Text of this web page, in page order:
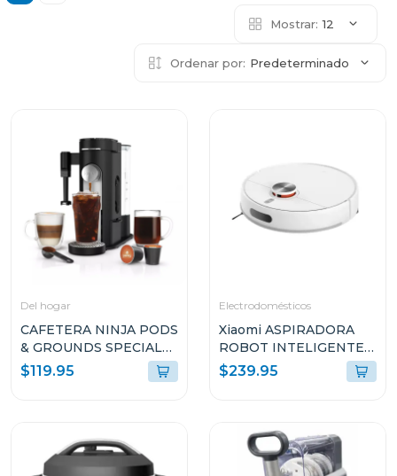
Mostrar: 12
Ordenar por: Predeterminado
Del hogar
CAFETERA NINJA PODS
& GROUNDS SPECIALTY
COFFEE MAKER CON
ESPUMADOR DE
$119.95
Electrodomésticos
Xiaomi ASPIRADORA
ROBOT INTELIGENTE
2-EN-1 SUCCIÓN
10000PA SENSOR LDS
$239.95